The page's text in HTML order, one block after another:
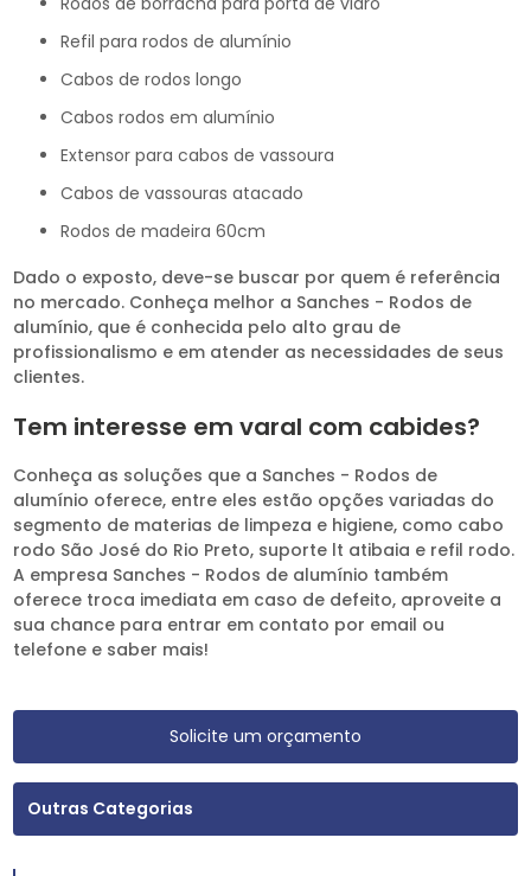
refil para rodos de alumínio
cabos de rodos longo
cabos rodos em alumínio
extensor para cabos de vassoura
cabos de vassouras atacado
rodos de madeira 60cm
Dado o exposto, deve-se buscar por quem é referência
no mercado. Conheça melhor a Sanches - Rodos de
alumínio, que é conhecida pelo alto grau de
profissionalismo e em atender as necessidades de seus
clientes.
Tem interesse em varal com cabides?
Conheça as soluções que a Sanches - Rodos de
alumínio oferece, entre eles estão opções variadas do
segmento de materias de limpeza e higiene, como cabo
rodo São José do Rio Preto, suporte lt atibaia e refil rodo.
A empresa Sanches - Rodos de alumínio também
oferece troca imediata em caso de defeito, aproveite a
sua chance para entrar em contato por email ou
telefone e saber mais!
Solicite um orçamento
Outras Categorias